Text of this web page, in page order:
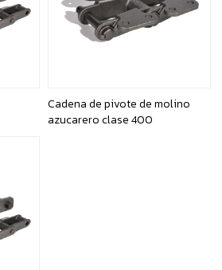
Cadena de pivote de molino
azucarero clase 400